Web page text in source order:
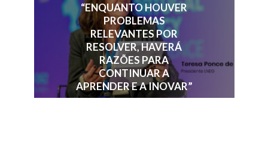
“ENQUANTO HOUVER
PROBLEMAS
RELEVANTES POR
RESOLVER, HAVERÁ
RAZÕES PARA
CONTINUAR A
APRENDER E A INOVAR”